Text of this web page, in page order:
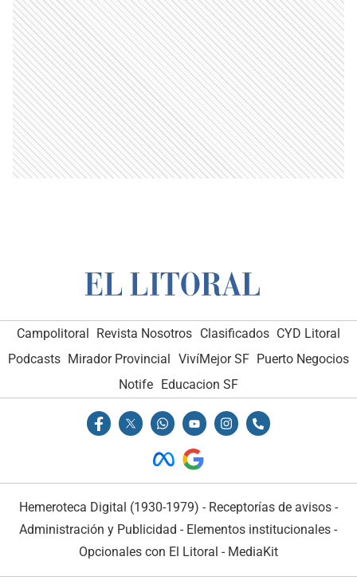
Campolitoral Revista Nosotros Clasificados CYD Litoral
Podcasts Mirador Provincial VivíMejor SF Puerto Negocios
Notife
Educacion SF
Hemeroteca Digital (1930-1979) - Receptorías de avisos -
Administración y Publicidad - Elementos institucionales -
Opcionales con El Litoral - MediaKit